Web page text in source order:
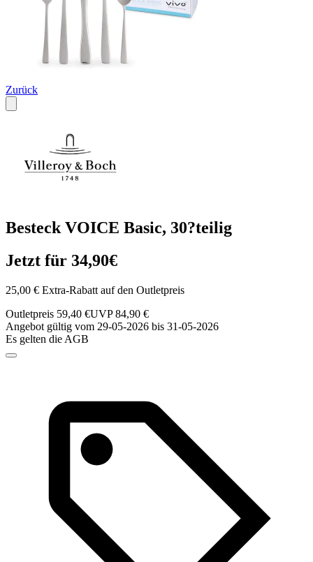
Zurück
Besteck VOICE Basic, 30?teilig
Jetzt für 34,90€
25,00 € Extra-Rabatt auf den Outletpreis
Outletpreis 59,40 €UVP 84,90 €
Angebot gültig vom 29-05-2026 bis 31-05-2026
Es gelten die AGB